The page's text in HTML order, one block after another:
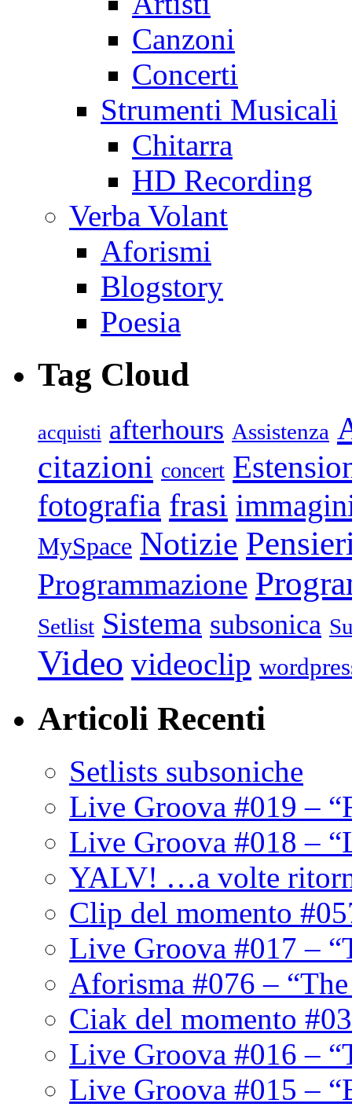
Canzoni
Concerti
Strumenti Musicali
Chitarra
HD Recording
Verba Volant
Aforismi
Blogstory
Poesia
Tag Cloud
acquisti afterhours Assistenza
citazioni concert
fotografia frasi
MySpace Notizie
Programmazione
Setlist Sistema subsonica
Video videoclip
Articoli Recenti
Setlists subsoniche
Live Groova #019 –
Live Groova #018 –
YALV! …a volte
Clip del momento
Live Groova #017 –
Aforisma #076 –
Ciak del momento
Live Groova #016 –
Live Groova #015 –